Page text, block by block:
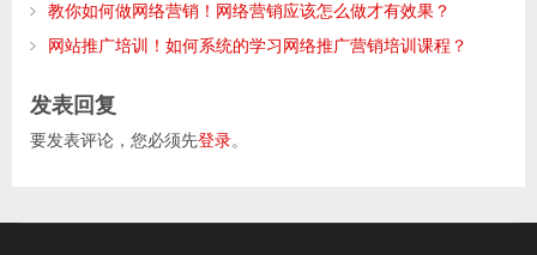
教你如何做网络营销！网络营销应该怎么做才有效果？
网站推广培训！如何系统的学习网络推广营销培训课程？
发表回复
要发表评论，您必须先登录。